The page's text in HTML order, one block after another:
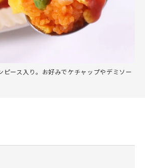
ピース入り。お好みでケチャップやデミソー